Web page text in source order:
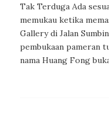
Tak Terduga Ada
memukau ketika
Gallery di Jalan
pembukaan pameran
nama Huang Fong